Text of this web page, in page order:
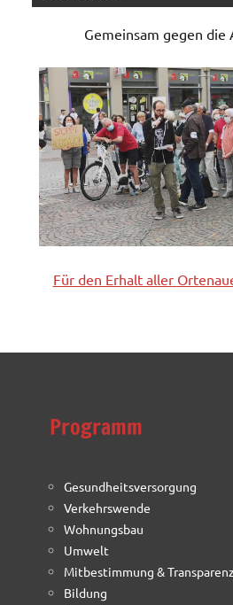
Gemeinsam gegen die
Für den Erhalt aller
Programm
Gesundheitsversorgung
Verkehrswende
Wohnungsbau
Umwelt
Mitbestimmung & Transparenz
Bildung